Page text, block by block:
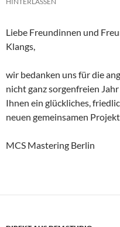
Liebe Freundinnen und
Klangs,
wir bedanken uns für die
nicht ganz sorgenfreien
Ihnen ein glückliches,
neuen gemeinsamen
MCS Mastering Berlin